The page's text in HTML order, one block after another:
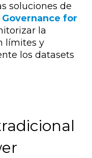
soluciones de
for
la
límites y
los datasets